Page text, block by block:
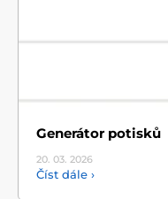
Generátor potisků
20. 03. 2026
Číst dále ›